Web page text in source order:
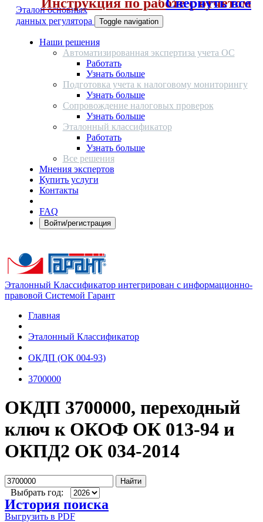
Эталон основных
данных регулятора
Toggle navigation
Наши решения
Автоматизированная экспертиза учета ОС
Работать
Узнать больше
Подготовка учета к налоговому мониторингу
Узнать больше
Сопровождение налоговых проверок
Узнать больше
Эталонный классификатор
Работать
Узнать больше
Все решения
Мнения экспертов
Купить услуги
Контакты
FAQ
Войти/регистрация
Эталонный Классификатор интегрирован с информационно-
правовой Системой Гарант
Главная
Эталонный Классификатор
ОКДП (ОК 004-93)
3700000
ОКДП 3700000, переходный
ключ к ОКОФ ОК 013-94 и
ОКПД2 ОК 034-2014
Найти
Выбрать год:
История поиска
Выгрузить в PDF